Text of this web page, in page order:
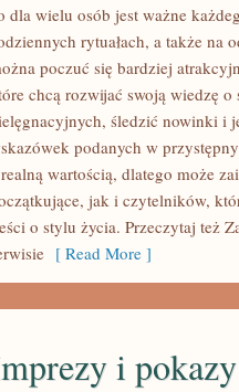
dla wielu osób jest ważne
rytuałach, a także
poczuć się bardziej
chcą rozwijać swoją wiedzę
śledzić nowinki i
podanych w
wartością, dlatego może
jak i czytelników,
o stylu życia. Przeczytaj też
[ Read More ]
i